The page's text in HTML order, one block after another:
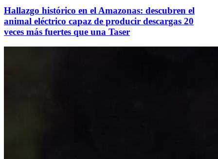
Hallazgo histórico en el Amazonas: descubren el
animal eléctrico capaz de producir descargas 20
veces más fuertes que una Taser